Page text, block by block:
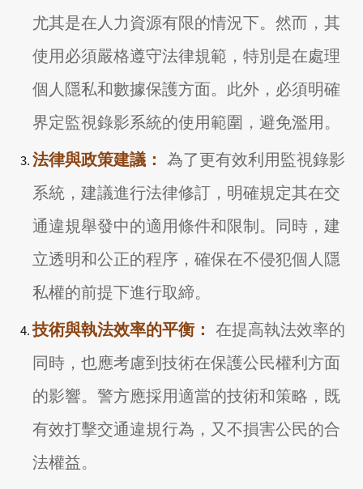
尤其是在人力資源有限的情況下。然而，其
使用必須嚴格遵守法律規範，特別是在處理
個人隱私和數據保護方面。此外，必須明確
界定監視錄影系統的使用範圍，避免濫用。
法律與政策建議：
為了更有效利用監視錄影
系統，建議進行法律修訂，明確規定其在交
通違規舉發中的適用條件和限制。同時，建
立透明和公正的程序，確保在不侵犯個人隱
私權的前提下進行取締。
技術與執法效率的平衡：
在提高執法效率的
同時，也應考慮到技術在保護公民權利方面
的影響。警方應採用適當的技術和策略，既
有效打擊交通違規行為，又不損害公民的合
法權益。